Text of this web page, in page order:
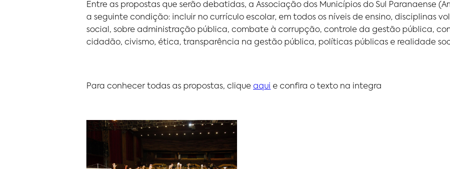
Entre as propostas que serão debatidas, a Associação dos Municípios do Sul Paranaense
a seguinte condição: incluir no currículo escolar, em todos os níveis de ensino, disciplinas
social, sobre administração pública, combate à corrupção, controle da gestão pública,
cidadão, civismo, ética, transparência na gestão pública, políticas públicas e realidade
Para conhecer todas as propostas, clique aqui e confira o texto na integra